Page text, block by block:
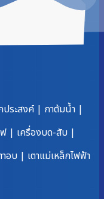
ระสงค์ | กาต้มน้ำ |
| เครื่องบด-สับ |
าอบ | เตาแม่เหล็กไฟฟ้า